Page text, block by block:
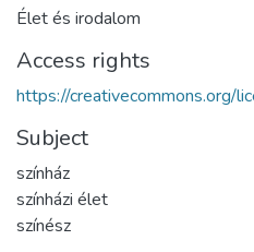
Élet és irodalom
Access rights
https://creativecommons.org/
Subject
színház
színházi élet
színész